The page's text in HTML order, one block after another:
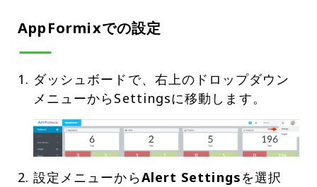
AppFormixでの設定
ダッシュボードで、右上のドロップダウン
設定メニューからAlert Settingsを選択